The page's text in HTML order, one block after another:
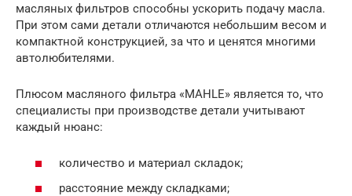
масляных фильтров способны ускорить подачу масла.
При этом сами детали отличаются небольшим весом и
компактной конструкцией, за что и ценятся многими
автолюбителями.
Плюсом масляного фильтра «MAHLE» является то, что
специалисты при производстве детали учитывают
каждый нюанс:
количество и материал складок;
расстояние между складками;